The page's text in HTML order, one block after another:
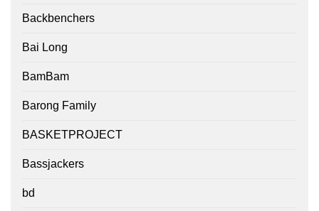
Backbenchers
Bai Long
BamBam
Barong Family
BASKETPROJECT
Bassjackers
bd